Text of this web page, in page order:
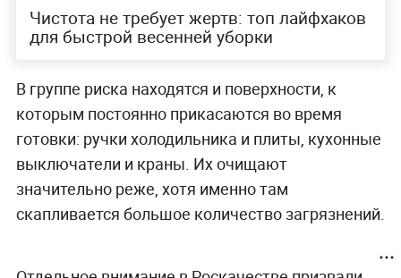
Чистота не требует жертв: топ лайфхаков
для быстрой весенней уборки
В группе риска находятся и поверхности, к
которым постоянно прикасаются во время
готовки: ручки холодильника и плиты, кухонные
выключатели и краны. Их очищают
значительно реже, хотя именно там
скапливается большое количество загрязнений.